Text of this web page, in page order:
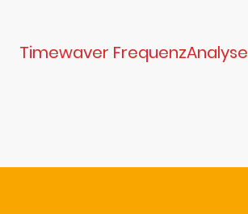
Timewaver FrequenzAnalyse